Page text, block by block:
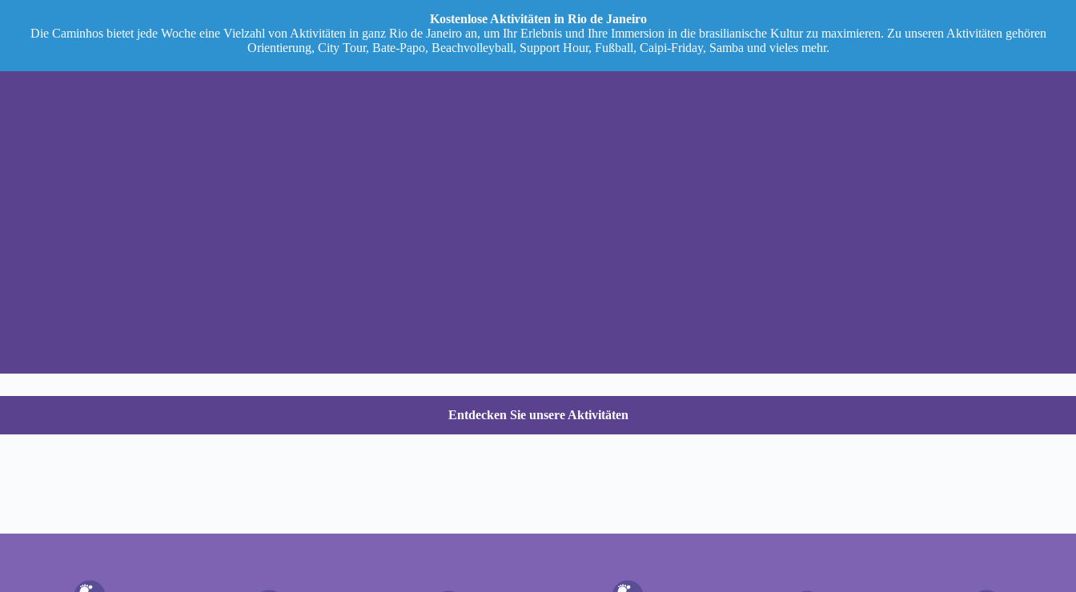
Kostenlose Aktivitäten in Rio de Janeiro
Die Caminhos bietet jede Woche eine Vielzahl von Aktivitäten in ganz Rio de Janeiro an, um Ihr Erlebnis und Ihre Immersion in die brasilianische Kultur zu maximieren. Zu unseren Aktivitäten gehören
Orientierung, City Tour, Bate-Papo, Beachvolleyball, Support Hour, Fußball, Caipi-Friday, Samba und vieles mehr.
Entdecken Sie unsere Aktivitäten